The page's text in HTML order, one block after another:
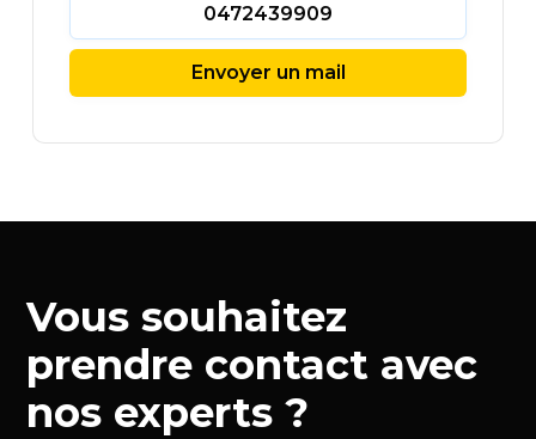
0472439909
Envoyer un mail
Vous souhaitez
prendre contact avec
nos experts ?